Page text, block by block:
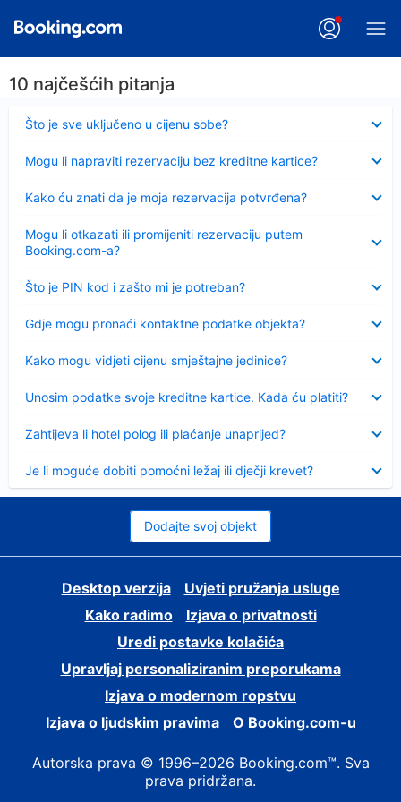
10 najčešćih pitanja
Što je sve uključeno u cijenu sobe?
Sažeto
Mogu li napraviti rezervaciju bez kreditne kartice?
Kako ću znati da je moja rezervacija potvrđena?
Mogu li otkazati ili promijeniti rezervaciju putem
Booking.com-a?
Što je PIN kod i zašto mi je potreban?
Sažeto
Gdje mogu pronaći kontaktne podatke objekta?
Kako mogu vidjeti cijenu smještajne jedinice?
Unosim podatke svoje kreditne kartice. Kada ću platiti?
Zahtijeva li hotel polog ili plaćanje unaprijed?
Je li moguće dobiti pomoćni ležaj ili dječji krevet?
Dodajte svoj objekt
Desktop verzija
Uvjeti pružanja usluge
Kako radimo
Izjava o privatnosti
Uredi postavke kolačića
Upravljaj personaliziranim preporukama
Izjava o modernom ropstvu
Izjava o ljudskim pravima
O Booking.com-u
Autorska prava © 1996–2026 Booking.com™. Sva
prava pridržana.